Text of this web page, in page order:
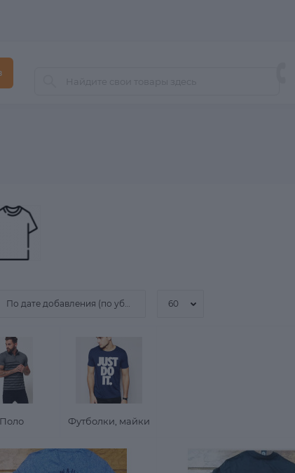
Поло Футболки, майки